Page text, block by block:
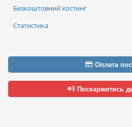
Безкоштовний хостинг
Статистика
Оплата
Поскаржитись